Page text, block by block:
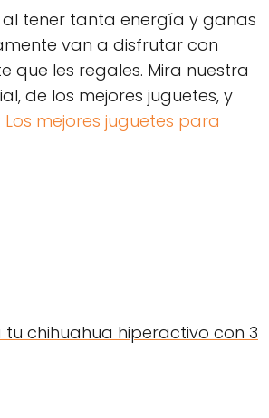
al tener tanta energía y ganas
van a disfrutar con
que les regales. Mira nuestra
de los mejores juguetes, y
Los mejores juguetes para
chihuahua hiperactivo con 3